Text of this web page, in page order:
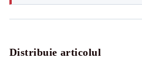
Distribuie articolul